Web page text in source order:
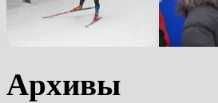
Архивы